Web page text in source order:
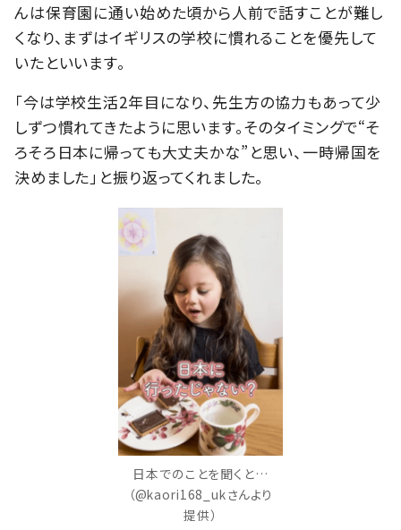
んは保育園に通い始めた頃から人前で話すことが難し
くなり、まずはイギリスの学校に慣れることを優先して
いたといいます。
「今は学校生活2年目になり、先生方の協力もあって少
しずつ慣れてきたように思います。そのタイミングで“そ
ろそろ日本に帰っても大丈夫かな”と思い、一時帰国を
決めました」と振り返ってくれました。
日本でのことを聞くと…
（@kaori168_ukさんより
提供）